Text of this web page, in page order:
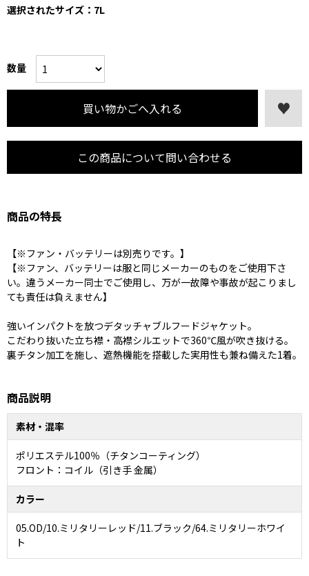
選択されたサイズ：7L
数量
この商品について問い合わせる
商品の特長
【※ファン・バッテリーは別売りです。】
【※ファン、バッテリーは服と同じメーカーのものをご使用下さ
い。違うメーカー同士でご使用し、万が一故障や事故が起こりまし
ても責任は負えません】
強いインパクトを放つデタッチャブルフードジャケット。
こだわり抜いた立ち襟・高襟シルエットで360℃風が吹き抜ける。
裏チタン加工を施し、遮熱機能を搭載した実用性も兼ね備えた1着。
商品説明
素材・混率
ポリエステル100％（チタンコーティング）
フロント：コイル（引き手 金属）
カラー
05.OD/10.ミリタリーレッド/11.ブラック/64.ミリタリーホワイ
ト